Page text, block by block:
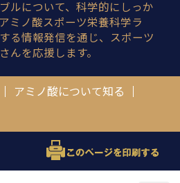
ルについて、科学的にしっか
ミノ酸スポーツ栄養科学ラ
る情報発信を通じ、スポーツ
んを応援します。
アミノ酸について知る